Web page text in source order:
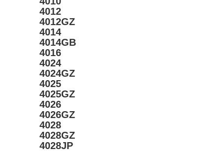
4012
4012GZ
4014
4014GB
4016
4024
4024GZ
4025
4025GZ
4026
4026GZ
4028
4028GZ
4028JP